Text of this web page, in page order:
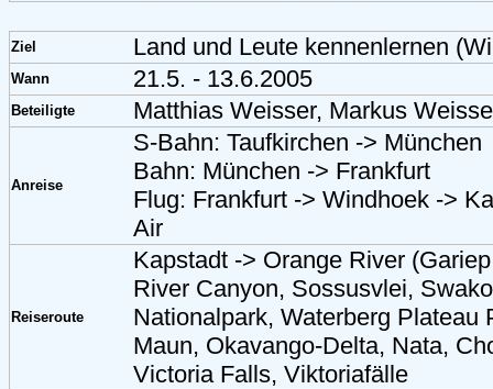
Ziel Land und Leute kennenlernen
Wann 21.5. - 13.6.2005
Beteiligte Matthias Weisser, Markus
Anreise
S-Bahn: Taufkirchen -> München
Bahn: München -> Frankfurt
Flug: Frankfurt -> Windhoek ->
Air
Reiseroute
Kapstadt -> Orange River
River Canyon, Sossusvlei,
Nationalpark, Waterberg Plateau
Maun, Okavango-Delta, Nata,
Victoria Falls, Viktoriafälle